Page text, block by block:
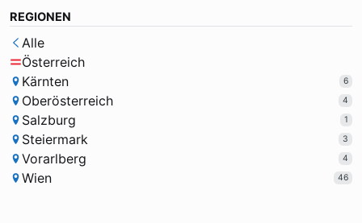
REGIONEN
Alle
Österreich
Kärnten
6
Oberösterreich 4
Salzburg 1
Steiermark 3
Vorarlberg 4
Wien 46